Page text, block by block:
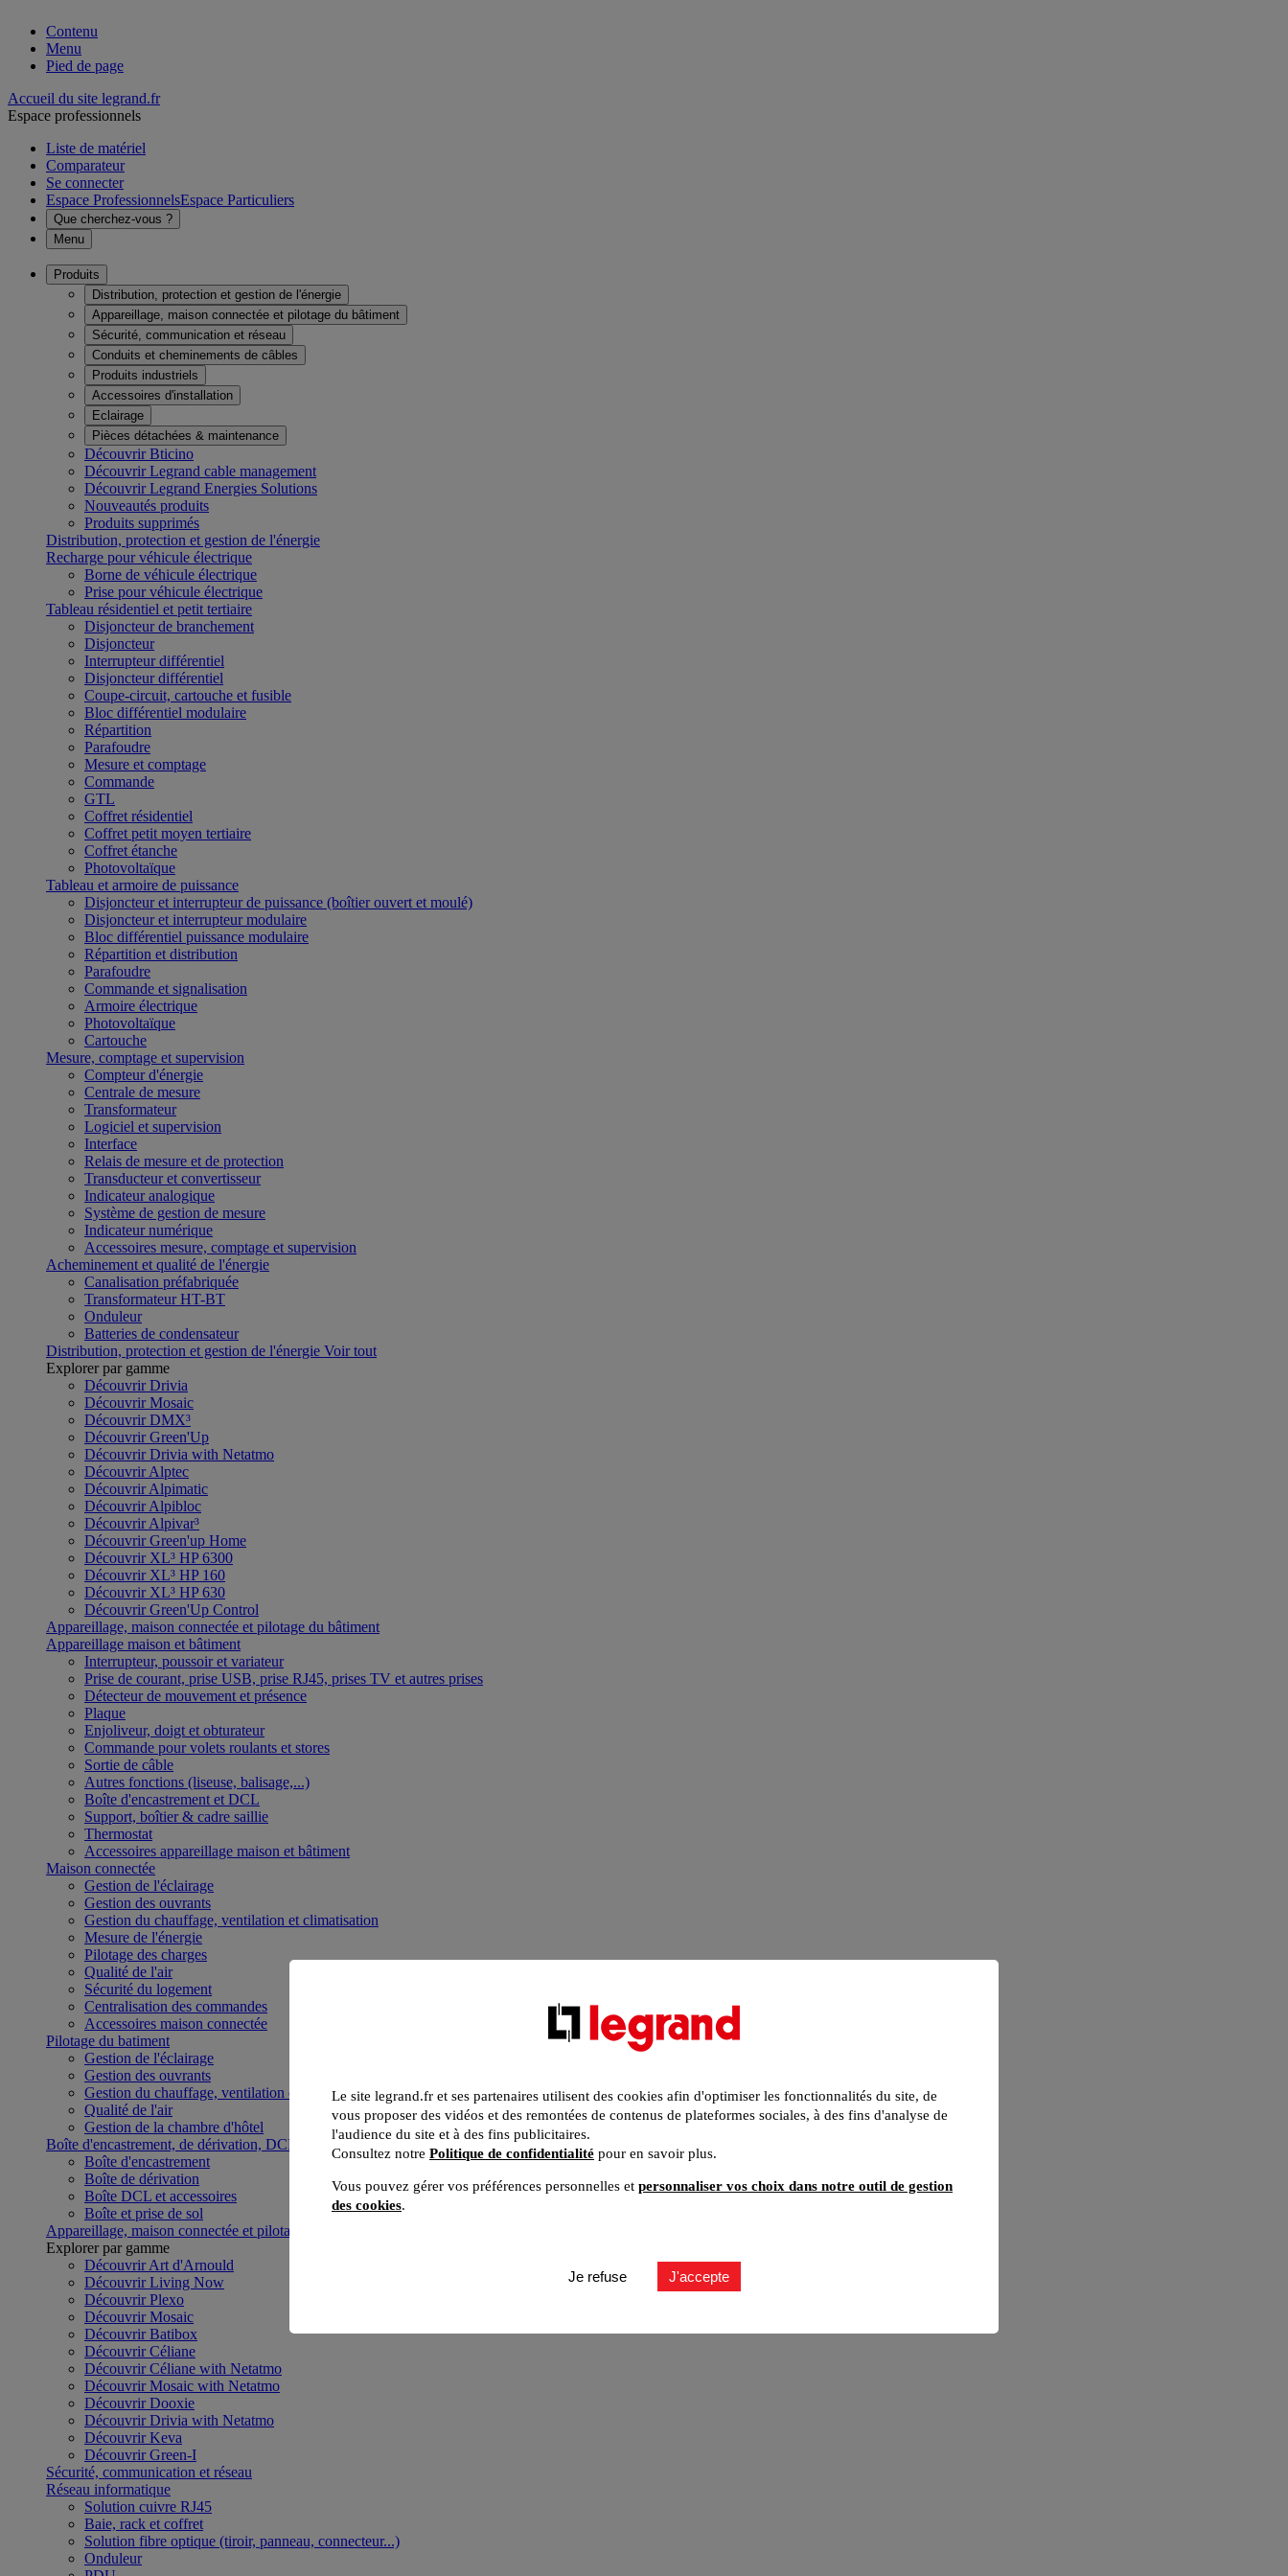
Contenu
Menu
Pied de page
Accueil du site legrand.fr
Espace professionnels
Liste de matériel
Comparateur
Se connecter
Espace ProfessionnelsEspace Particuliers
Que cherchez-vous ?
Menu
Produits
Distribution, protection et gestion de l'énergie
Appareillage, maison connectée et pilotage du bâtiment
Sécurité, communication et réseau
Conduits et cheminements de câbles
Produits industriels
Accessoires d'installation
Eclairage
Pièces détachées & maintenance
Découvrir Bticino
Découvrir Legrand cable management
Découvrir Legrand Energies Solutions
Nouveautés produits
Produits supprimés
Distribution, protection et gestion de l'énergie
Recharge pour véhicule électrique
Borne de véhicule électrique
Prise pour véhicule électrique
Tableau résidentiel et petit tertiaire
Disjoncteur de branchement
Disjoncteur
Interrupteur différentiel
Disjoncteur différentiel
Coupe-circuit, cartouche et fusible
Bloc différentiel modulaire
Répartition
Parafoudre
Mesure et comptage
Commande
GTL
Coffret résidentiel
Coffret petit moyen tertiaire
Coffret étanche
Photovoltaïque
Tableau et armoire de puissance
Disjoncteur et interrupteur de puissance (boîtier ouvert et moulé)
Disjoncteur et interrupteur modulaire
Bloc différentiel puissance modulaire
Répartition et distribution
Parafoudre
Commande et signalisation
Armoire électrique
Photovoltaïque
Cartouche
Mesure, comptage et supervision
Compteur d'énergie
Centrale de mesure
Transformateur
Logiciel et supervision
Interface
Relais de mesure et de protection
Transducteur et convertisseur
Indicateur analogique
Système de gestion de mesure
Indicateur numérique
Accessoires mesure, comptage et supervision
Acheminement et qualité de l'énergie
Canalisation préfabriquée
Transformateur HT-BT
Onduleur
Batteries de condensateur
Distribution, protection et gestion de l'énergie Voir tout
Explorer par gamme
Découvrir Drivia
Découvrir Mosaic
Découvrir DMX³
Découvrir Green'Up
Découvrir Drivia with Netatmo
Découvrir Alptec
Découvrir Alpimatic
Découvrir Alpibloc
Découvrir Alpivar³
Découvrir Green'up Home
Découvrir XL³ HP 6300
Découvrir XL³ HP 160
Découvrir XL³ HP 630
Découvrir Green'Up Control
Appareillage, maison connectée et pilotage du bâtiment
Appareillage maison et bâtiment
Interrupteur, poussoir et variateur
Prise de courant, prise USB, prise RJ45, prises TV et autres prises
Détecteur de mouvement et présence
Plaque
Enjoliveur, doigt et obturateur
Commande pour volets roulants et stores
Sortie de câble
Autres fonctions (liseuse, balisage,...)
Boîte d'encastrement et DCL
Support, boîtier & cadre saillie
Thermostat
Accessoires appareillage maison et bâtiment
Maison connectée
Gestion de l'éclairage
Gestion des ouvrants
Gestion du chauffage, ventilation et climatisation
Mesure de l'énergie
Pilotage des charges
Qualité de l'air
Sécurité du logement
Centralisation des commandes
Accessoires maison connectée
Pilotage du batiment
Gestion de l'éclairage
Gestion des ouvrants
Gestion du chauffage, ventilation et climatisation
Qualité de l'air
Gestion de la chambre d'hôtel
Boîte d'encastrement, de dérivation, DCL et boîte de sol
Boîte d'encastrement
Boîte de dérivation
Boîte DCL et accessoires
Boîte et prise de sol
Appareillage, maison connectée et pilotage du bâtiment
Explorer par gamme
Découvrir Art d'Arnould
Découvrir Living Now
Découvrir Plexo
Découvrir Mosaic
Découvrir Batibox
Découvrir Céliane
Découvrir Céliane with Netatmo
Découvrir Mosaic with Netatmo
Découvrir Dooxie
Découvrir Drivia with Netatmo
Découvrir Keva
Découvrir Green-I
Sécurité, communication et réseau
Réseau informatique
Solution cuivre RJ45
Baie, rack et coffret
Solution fibre optique (tiroir, panneau, connecteur...)
Onduleur
Le site legrand.fr et ses partenaires utilisent des cookies afin d'optimiser les fonctionnalités du site, de
vous proposer des vidéos et des remontées de contenus de plateformes sociales, à des fins d'analyse de
l'audience du site et à des fins publicitaires.
Consultez notre Politique de confidentialité pour en savoir plus.
Vous pouvez gérer vos préférences personnelles et personnaliser vos choix dans notre outil de gestion
des cookies.
Je refuse J'accepte